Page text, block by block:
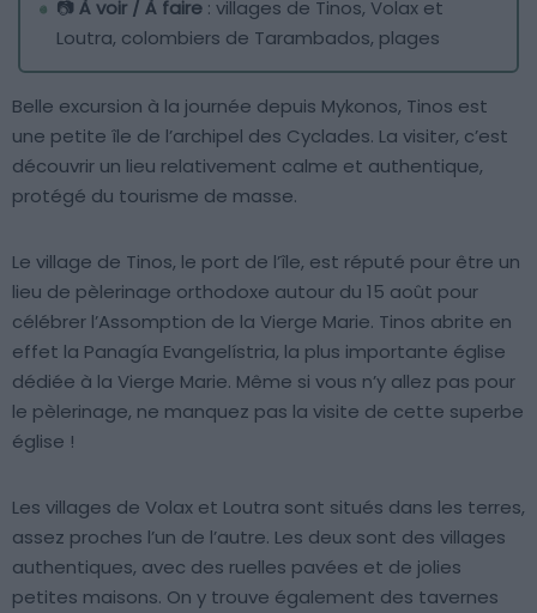
📷À voir / À faire : villages de Tinos, Volax et
Loutra, colombiers de Tarambados, plages
Belle excursion à la journée depuis Mykonos, Tinos est
une petite île de l’archipel des Cyclades. La visiter, c’est
découvrir un lieu relativement calme et authentique,
protégé du tourisme de masse.
Le village de Tinos, le port de l’île, est réputé pour être un
lieu de pèlerinage orthodoxe autour du 15 août pour
célébrer l’Assomption de la Vierge Marie. Tinos abrite en
effet la Panagía Evangelístria, la plus importante église
dédiée à la Vierge Marie. Même si vous n’y allez pas pour
le pèlerinage, ne manquez pas la visite de cette superbe
église !
Les villages de Volax et Loutra sont situés dans les terres,
assez proches l’un de l’autre. Les deux sont des villages
authentiques, avec des ruelles pavées et de jolies
petites maisons. On y trouve également des tavernes